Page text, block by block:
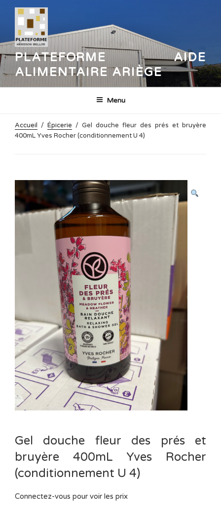
contenu
principal
PLATEFORME AIDE
ALIMENTAIRE ARIÈGE
Menu
Accueil / Épicerie / Gel douche fleur des prés et bruyère
400mL Yves Rocher (conditionnement U 4)
Gel douche fleur des prés et
bruyère 400mL Yves Rocher
(conditionnement U 4)
Connectez-vous pour voir les prix